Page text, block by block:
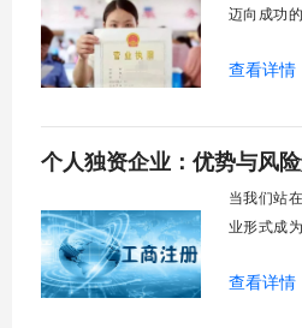
迈向成功
设立简便
以及初创
的独木舟
查看详情
个人独资企业：优势与风
当我们站
业形式成
体，以其
查看详情